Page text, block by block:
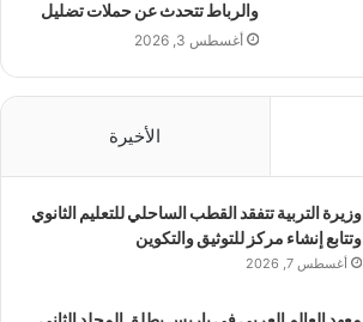
والرباط تتحدث عن حملات تضليل
أغسطس 3, 2026
الأخيرة
وزيرة التربية تتفقد القطب الساحلي للتعليم الثانوي
وتتابع إنشاء مركز للتوثيق والتكوين
أغسطس 7, 2026